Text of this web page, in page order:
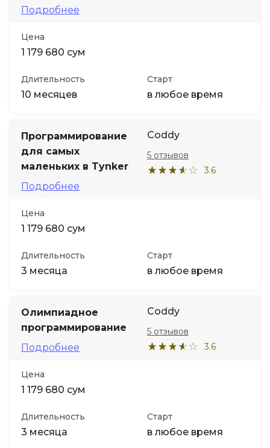
Подробнее
Цена
1 179 680 сум
Длительность
10 месяцев
Старт
в любое время
Программирование
для самых
маленьких в Tynker
Подробнее
Coddy
3.6
5 отзывов
Цена
1 179 680 сум
Длительность
3 месяца
Старт
в любое время
Олимпиадное
программирование
Подробнее
Coddy
3.6
5 отзывов
Цена
1 179 680 сум
Длительность
3 месяца
Старт
в любое время